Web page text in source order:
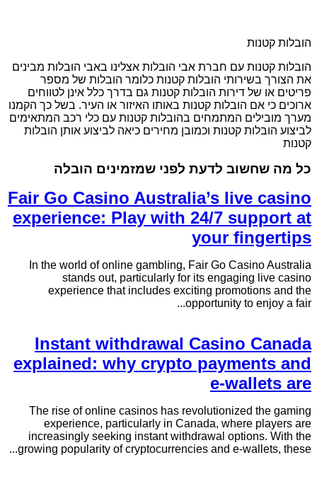
הובלות קטנות
הובלות קטנות עם חברת אבי הובלות אצלינו באבי הובלות מבינים
את הצורך בשירותי הובלות קטנות כלומר הובלות של מספר
פריטים או של דירות הובלות קטנות גם בדרך כלל אינן לטווחים
ארוכים כי אם הובלות קטנות באותו האיזור או העיר. בשל כך הקמנו
מערך מובילים המתמחים בהובלות קטנות עם כלי רכב המתאימים
לביצוע הובלות קטנות וכמובן מחירים כיאה לביצוע אותן הובלות
קטנות
כל מה שחשוב לדעת לפני שמזמינים הובלה
Fair Go Casino Australia’s live casino
experience: Play with 24/7 support at
your fingertips
In the world of online gambling, Fair Go Casino Australia
stands out, particularly for its engaging live casino
experience that includes exciting promotions and the
opportunity to enjoy a fair...
Instant withdrawal Casino Canada
explained: why crypto payments and
e-wallets are
The rise of online casinos has revolutionized the gaming
experience, particularly in Canada, where players are
increasingly seeking instant withdrawal options. With the
growing popularity of cryptocurrencies and e-wallets, these...